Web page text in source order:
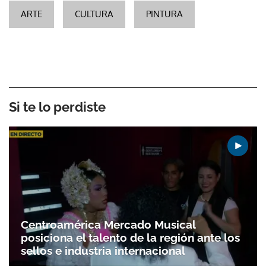
ARTE CULTURA PINTURA
Si te lo perdiste
Centroamérica Mercado Musical
posiciona el talento de la región ante los
sellos e industria internacional